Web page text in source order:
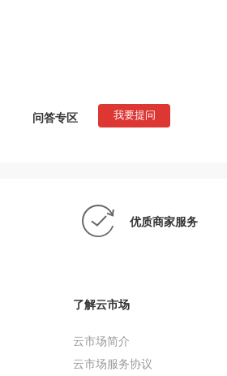
问答专区 我要提问
优质商家服务
了解云市场
云市场简介
云市场服务协议